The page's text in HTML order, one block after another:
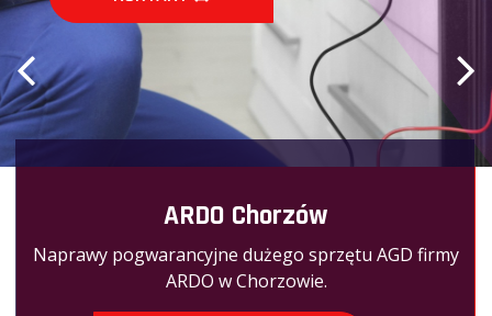
ARDO Chorzów
Naprawy pogwarancyjne dużego sprzętu AGD firmy
ARDO w Chorzowie.